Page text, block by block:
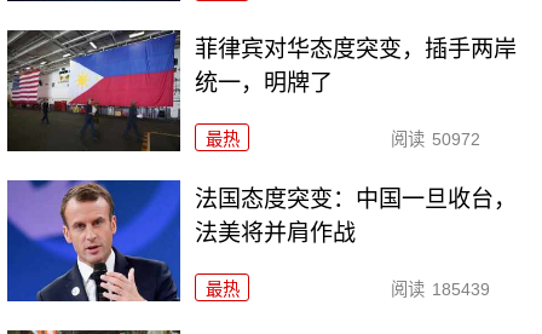
菲律宾对华态度突变，插手两岸
统一，明牌了
最热 阅读 50972
法国态度突变：中国一旦收台，
法美将并肩作战
最热 阅读 185439